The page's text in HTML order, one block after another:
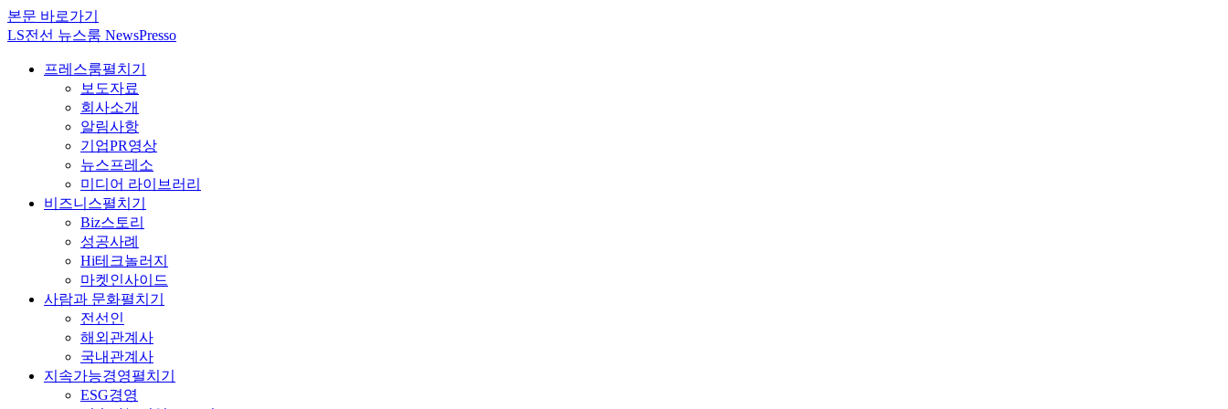
본문 바로가기
LS전선 뉴스룸 NewsPresso
프레스룸펼치기
보도자료
회사소개
알림사항
기업PR영상
뉴스프레소
미디어 라이브러리
비즈니스펼치기
Biz스토리
성공사례
Hi테크놀러지
마켓인사이드
사람과 문화펼치기
전선인
해외관계사
국내관계사
지속가능경영펼치기
ESG경영